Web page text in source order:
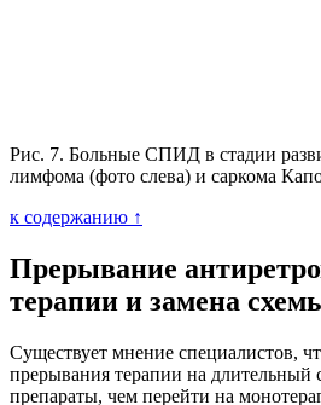
Рис. 7. Больные СПИД в стадии
лимфома (фото слева) и саркома
к содержанию ↑
Прерывание
терапии и замена
Существует мнение специалистов,
прерывания терапии на длительный
препараты, чем перейти на